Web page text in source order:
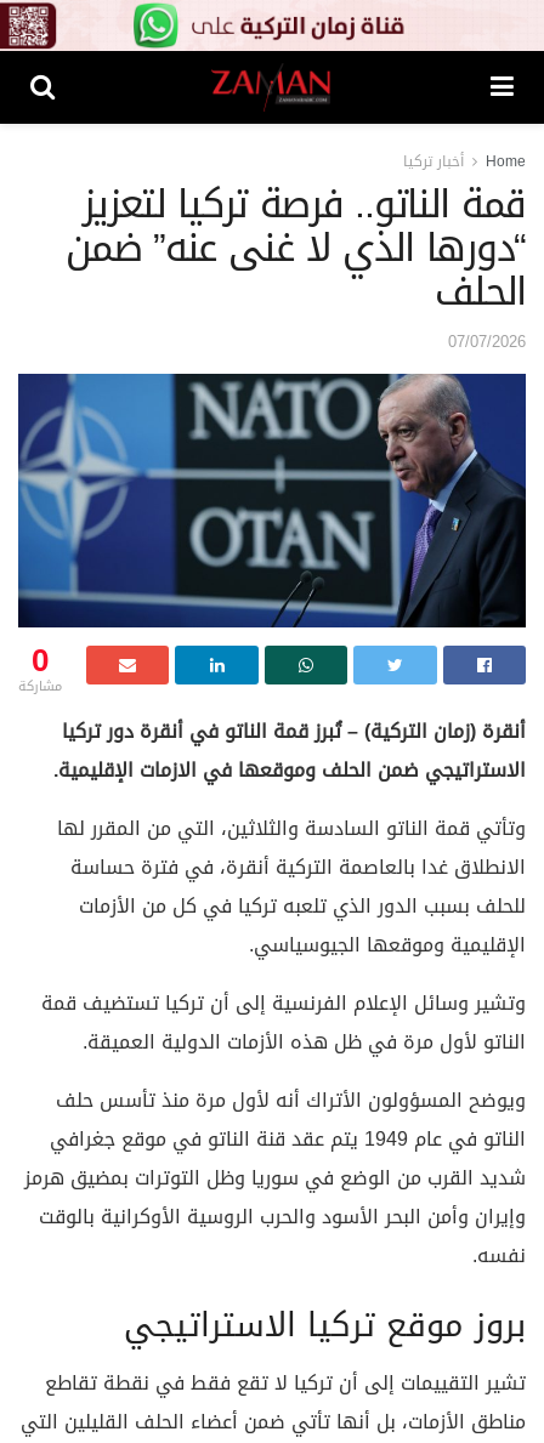
Home أخبار تركيا
قمة الناتو.. فرصة تركيا لتعزيز
“دورها الذي لا غنى عنه” ضمن
الحلف
07/07/2026
0
مشاركة
أنقرة (زمان التركية) – تُبرز قمة الناتو في أنقرة دور تركيا
الاستراتيجي ضمن الحلف وموقعها في الازمات الإقليمية.
وتأتي قمة الناتو السادسة والثلاثين، التي من المقرر لها
الانطلاق غدا بالعاصمة التركية أنقرة، في فترة حساسة
للحلف بسبب الدور الذي تلعبه تركيا في كل من الأزمات
الإقليمية وموقعها الجيوسياسي.
وتشير وسائل الإعلام الفرنسية إلى أن تركيا تستضيف قمة
الناتو لأول مرة في ظل هذه الأزمات الدولية العميقة.
ويوضح المسؤولون الأتراك أنه لأول مرة منذ تأسس حلف
الناتو في عام 1949 يتم عقد قنة الناتو في موقع جغرافي
شديد القرب من الوضع في سوريا وظل التوترات بمضيق هرمز
وإيران وأمن البحر الأسود والحرب الروسية الأوكرانية بالوقت
نفسه.
بروز موقع تركيا الاستراتيجي
تشير التقييمات إلى أن تركيا لا تقع فقط في نقطة تقاطع
مناطق الأزمات، بل أنها تأتي ضمن أعضاء الحلف القليلين التي